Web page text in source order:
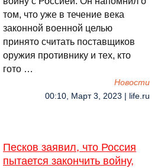
том, что уже в течение века
законной военной целью
принято считать поставщиков
оружия противнику и тех, кто
гото …
Новости
00:10, Март 3, 2023 | life.ru
Песков заявил, что Россия
пытается закончить войну,